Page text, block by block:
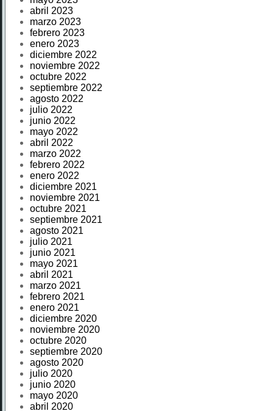
abril 2023
marzo 2023
febrero 2023
enero 2023
diciembre 2022
noviembre 2022
octubre 2022
septiembre 2022
agosto 2022
julio 2022
junio 2022
mayo 2022
abril 2022
marzo 2022
febrero 2022
enero 2022
diciembre 2021
noviembre 2021
octubre 2021
septiembre 2021
agosto 2021
julio 2021
junio 2021
mayo 2021
abril 2021
marzo 2021
febrero 2021
enero 2021
diciembre 2020
noviembre 2020
octubre 2020
septiembre 2020
agosto 2020
julio 2020
junio 2020
mayo 2020
abril 2020